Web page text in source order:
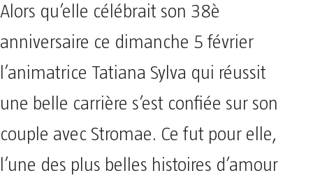
Alors qu’elle célébrait son 38è
anniversaire ce dimanche 5 février
l’animatrice Tatiana Sylva qui réussit
une belle carrière s’est confiée sur son
couple avec Stromae. Ce fut pour elle,
l’une des plus belles histoires d’amour